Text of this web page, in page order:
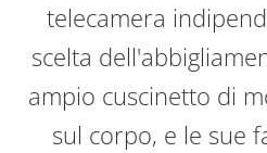
telecamera
scelta
ampio cuscinetto di
sul corpo, e le sue